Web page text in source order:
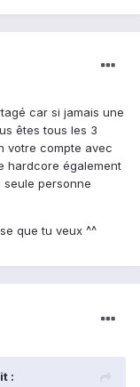
car si jamais une
êtes tous les 3
votre compte avec
hardcore également
personne
que tu veux ^^
: